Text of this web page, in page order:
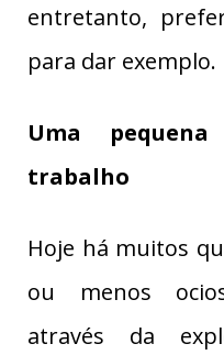
entretanto,
para dar exemplo.
Uma
trabalho
Hoje há muitos
ou menos
através da